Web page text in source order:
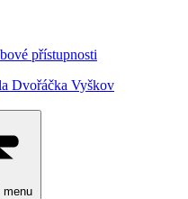
přístupnosti
menu